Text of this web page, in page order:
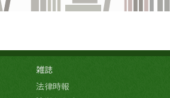
雑誌
法律時報